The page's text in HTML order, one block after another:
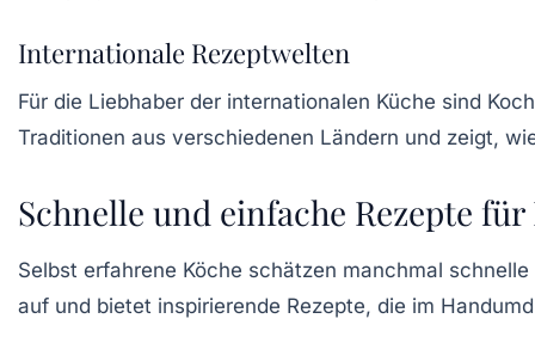
Internationale Rezeptwelten
Für die Liebhaber der internationalen Küche sind
Traditionen aus verschiedenen Ländern und zeigt,
Schnelle und einfache Rezepte für
Selbst erfahrene Köche schätzen manchmal
auf und bietet inspirierende Rezepte, die im